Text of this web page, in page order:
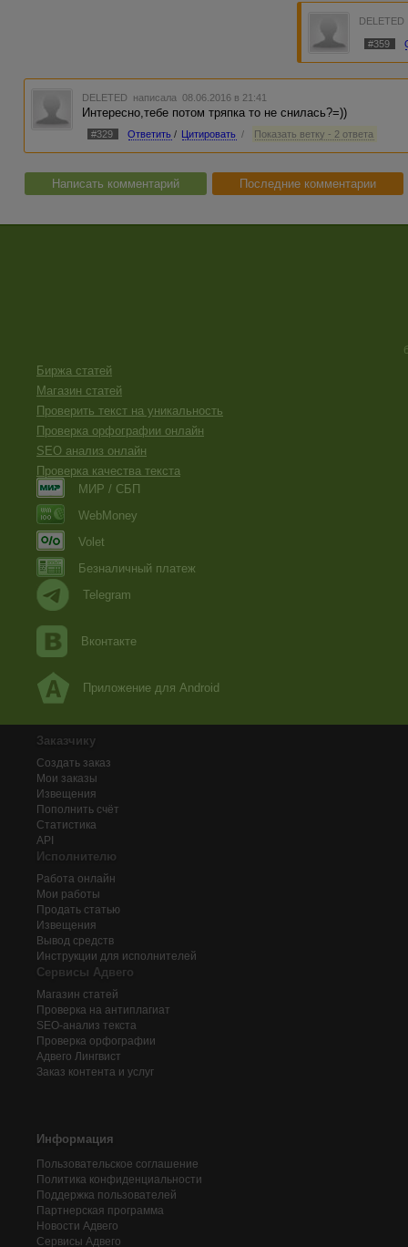
DELETED
#359
DELETED написала 08.06.2016 в 21:41
Интересно,тебе потом тряпка то не снилась?=))
#329 Ответить / Цитировать / Показать ветку - 2 ответа
Написать комментарий Последние комментарии
Биржа статей
Магазин статей
Проверить текст на уникальность
Проверка орфографии онлайн
SEO анализ онлайн
Проверка качества текста
МИР / СБП
WebMoney
Volet
Безналичный платеж
Telegram
Вконтакте
Приложение для Android
Заказчику
Создать заказ
Мои заказы
Извещения
Пополнить счёт
Статистика
API
Исполнителю
Работа онлайн
Мои работы
Продать статью
Извещения
Вывод средств
Инструкции для исполнителей
Сервисы Адвего
Магазин статей
Проверка на антиплагиат
SEO-анализ текста
Проверка орфографии
Адвего Лингвист
Заказ контента и услуг
Информация
Пользовательское соглашение
Политика конфиденциальности
Поддержка пользователей
Партнерская программа
Новости Адвего
Сервисы Адвего